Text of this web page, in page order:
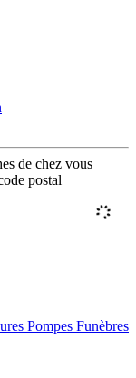
de chez vous
postal
Pompes Funèbres